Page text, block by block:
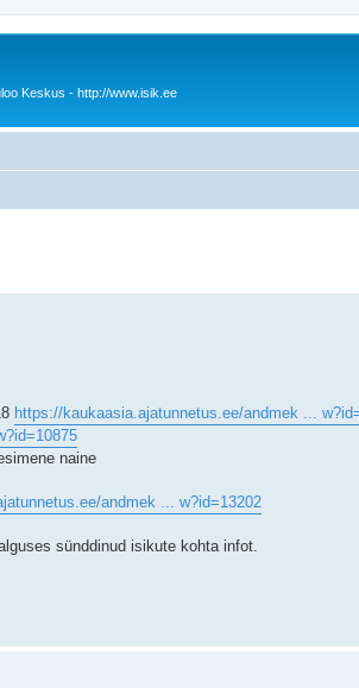
Keskus - http://www.isik.ee
https://kaukaasia.ajatunnetus.ee/andmek ...
naine
andmek ... w?id=13202
sünddinud isikute kohta infot.